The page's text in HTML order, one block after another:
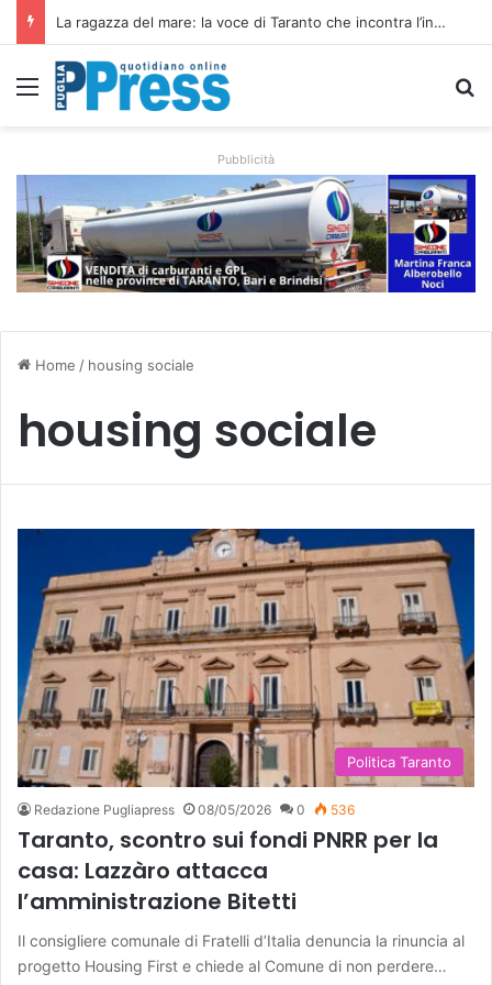
La ragazza del mare: la voce di Taranto che incontra l’indie pop e racconta rinascite
Menu
Pubblicità
Home / housing sociale
housing sociale
Politica Taranto
Redazione Pugliapress 08/05/2026 0 536
Taranto, scontro sui fondi PNRR per la
casa: Lazzàro attacca
l’amministrazione Bitetti
Il consigliere comunale di Fratelli d’Italia denuncia la rinuncia al
progetto Housing First e chiede al Comune di non perdere…